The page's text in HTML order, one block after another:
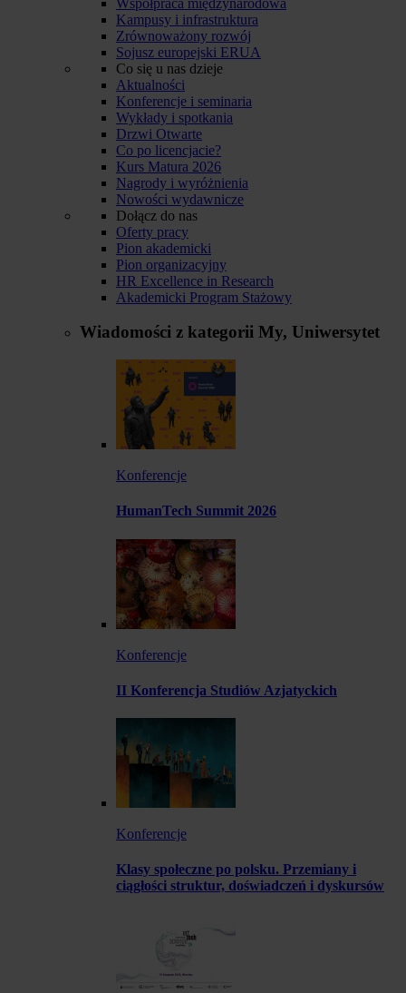
Kampusy i infrastruktura
Zrównoważony rozwój
Sojusz europejski ERUA
Co się u nas dzieje
Aktualności
Konferencje i seminaria
Wykłady i spotkania
Drzwi Otwarte
Co po licencjacie?
Kurs Matura 2026
Nagrody i wyróżnienia
Nowości wydawnicze
Dołącz do nas
Oferty pracy
Pion akademicki
Pion organizacyjny
HR Excellence in Research
Akademicki Program Stażowy
Wiadomości z kategorii My, Uniwersytet
Konferencje
HumanTech Summit 2026
Konferencje
II Konferencja Studiów Azjatyckich
Konferencje
Klasy społeczne po polsku. Przemiany i
ciągłości struktur, doświadczeń i dyskursów